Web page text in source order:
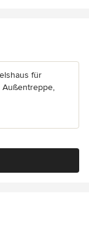
für
Außentreppe,